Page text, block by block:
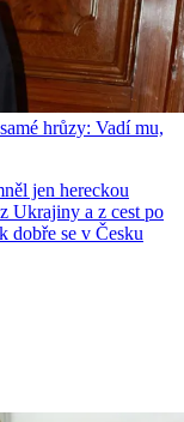
hrůzy: Vadí mu,
jen hereckou
Ukrajiny a z cest po
dobře se v Česku